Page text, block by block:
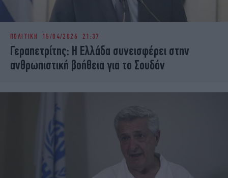
ΠΟΛΙΤΙΚΗ 15/04/2026 21:37
Γεραπετρίτης: Η Ελλάδα συνεισφέρει στην
ανθρωπιστική βοήθεια για το Σουδάν